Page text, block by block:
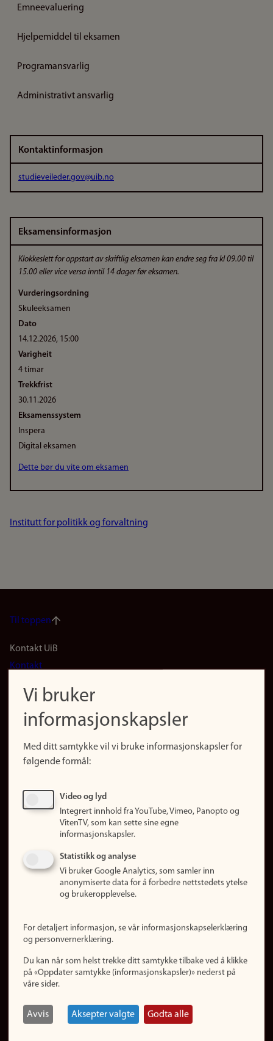
Emneevaluering
Hjelpemiddel til eksamen
Programansvarlig
Administrativt ansvarlig
Kontaktinformasjon
studieveileder.gov@uib.no
Eksamensinformasjon
Klokkeslett for oppstart av skriftlig eksamen kan endre seg fra kl 09.00 til
15.00 eller vice versa inntil 14 dager før eksamen.
Vurderingsordning
Skuleeksamen
Dato
14.12.2026, 15:00
Varigheit
4 timar
Trekkfrist
30.11.2026
Eksamenssystem
Inspera
Digital eksamen
Dette bør du vite om eksamen
Institutt for politikk og forvaltning
Til toppen
Footer
(no)
Kontakt UiB
Kontakt
Finn forsker
Presse
Finn studier
Ledige stillinger
Om nettstedet
Informasjonskapsler
Personvern
Logg inn
Rediger din ansattside
Vi bruker
informasjonskapsler
Med ditt samtykke vil vi bruke informasjonskapsler for
følgende formål:
Video og lyd
Integrert innhold fra YouTube, Vimeo, Panopto og
VitenTV, som kan sette sine egne
informasjonskapsler.
Statistikk og analyse
Vi bruker Google Analytics, som samler inn
anonymiserte data for å forbedre nettstedets ytelse
og brukeropplevelse.
For detaljert informasjon, se vår informasjonskapselerklæring
og personvernerklæring.
Du kan når som helst trekke ditt samtykke tilbake ved å klikke
på «Oppdater samtykke (informasjonskapsler)» nederst på
våre sider.
Avvis Aksepter valgte Godta alle